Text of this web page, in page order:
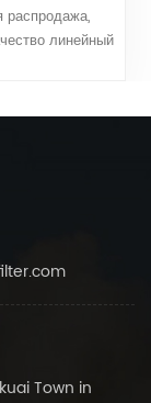
фильтров
компрессора
распродажа,
линейный
воздушных
воздушного
Town in